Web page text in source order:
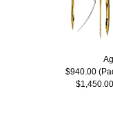
$940.00